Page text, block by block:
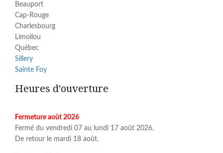
Beauport
Cap-Rouge
Charlesbourg
Limoilou
Québec
Sillery
Sainte Foy
Heures d'ouverture
Fermeture août 2026
Fermé du vendredi 07 au lundi 17 août 2026.
De retour le mardi 18 août.